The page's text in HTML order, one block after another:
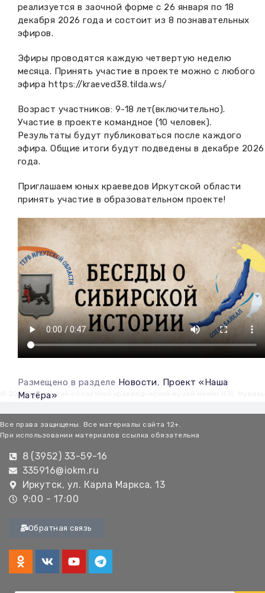
реализуется в заочной форме с 26 января по 18
декабря 2026 года и состоит из 8 познавательных
эфиров.
Эфиры проводятся каждую четвертую неделю
месяца. Принять участие в проекте можно с любого
эфира https://kraeved38.tilda.ws/
Возраст участников: 9-18 лет(включительно).
Участие в проекте командное (10 человек).
Результаты будут публиковаться после каждого
эфира. Общие итоги будут подведены в декабре 2026
года.
Приглашаем юных краеведов Иркутской области
принять участие в образовательном проекте!
Размещено в разделе Новости, Проект «Наша
Матёра»
© 2026 Иркутский областной краеведческий музей имени Н.Н.
Все права защищены. Все материалы сайта 12+.
При использовании материалов ссылка обязательна
8 (3952) 33-59-16
335916@iokm.ru
Иркутск, ул. Карла Маркса, 13
9:00 - 17:00
Обратная связь